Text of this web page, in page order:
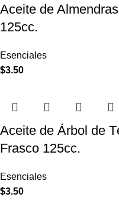
Aceite de
125cc.
Esenciales
$3.50
Aceite de Árbol de
Frasco 125cc.
Esenciales
$3.50